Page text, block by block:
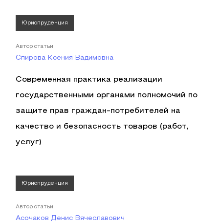
Юриспруденция
Автор статьи
Спирова Ксения Вадимовна
Современная практика реализации
государственными органами полномочий по
защите прав граждан-потребителей на
качество и безопасность товаров (работ,
услуг)
Юриспруденция
Автор статьи
Асочаков Денис Вячеславович